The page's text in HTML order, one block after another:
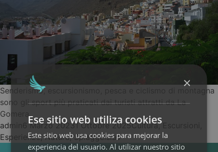
snorkeling
•Parapendio
esperienze →
Surf Camp BlogGrupos
Senderismo, escursionismo, pesca e ciclismo di montagna
sono gli sport più praticati dai turisti attratti da La
Gomera.
Posted by
admin 6 Marzo 20231 Ottobre 2025Posted in
Cultura,
Esperienze,Natura, SpiaggeTags:
Islas
×
Ese sitio web utiliza cookies
Este sitio web usa cookies para mejorar la
experiencia del usuario. Al utilizar nuestro sitio